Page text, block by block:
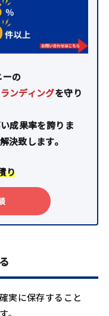
ーの
ンディングを守り
成果率を誇りま
決致します。
り
実に保存すること